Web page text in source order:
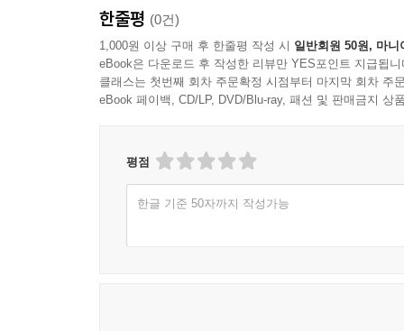
한줄평 (0건)
1,000원 이상 구매 후 한줄평 작성 시 일반회원 50원, 마니
eBook은 다운로드 후 작성한 리뷰만 YES포인트 지급됩니
클래스는 첫번째 회차 주문확정 시점부터 마지막 회차 주
eBook 페이백, CD/LP, DVD/Blu-ray, 패션 및 판매금지 상
평점
한글 기준 50자까지 작성가능